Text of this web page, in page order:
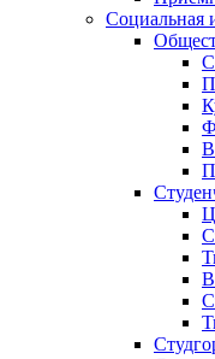
Социальная